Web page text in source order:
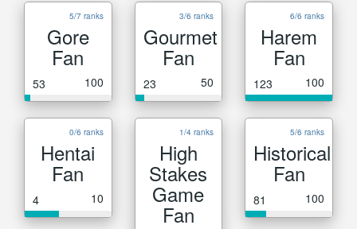
5/7 ranks
Gore
Fan
53 100
3/6 ranks
Gourmet
Fan
23 50
6/6 ranks
Harem
Fan
123 100
0/6 ranks
Hentai
Fan
4 10
1/4 ranks
High
Stakes
Game
Fan
5/6 ranks
Historical
Fan
81 100